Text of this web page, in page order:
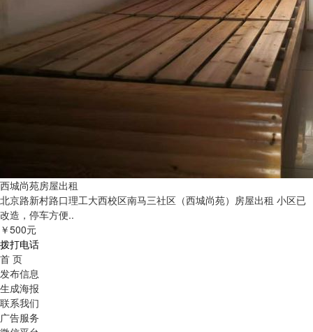
西城尚苑房屋出租
北京路新村路口理工大西校区南马三社区（西城尚苑）房屋出租 小区已
改造，停车方便..
￥500元
拨打电话
首 页
发布信息
生成海报
联系我们
广告服务